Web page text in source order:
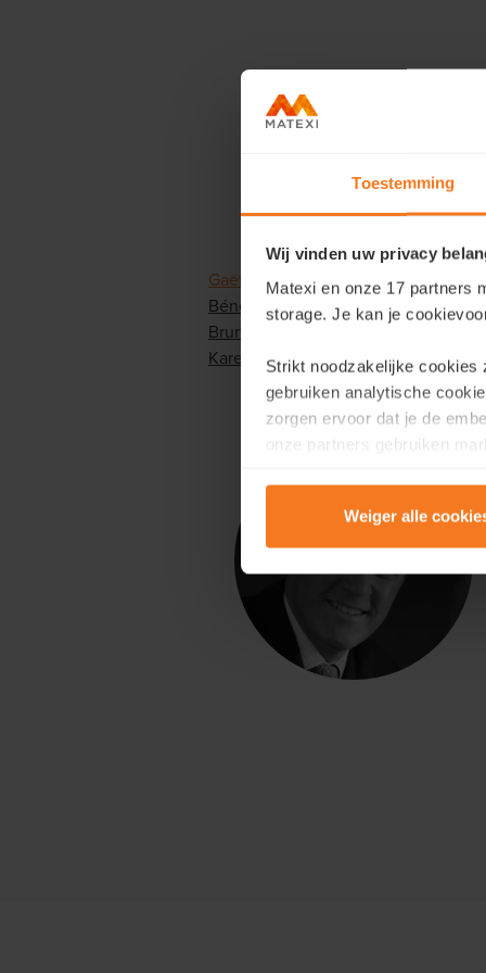
Toestemming
Wij vinden uw privacy
Matexi en onze 17 partners
storage. Je kan je
Strikt noodzakelijke cookies
gebruiken analytische
zorgen ervoor dat je de
onze partners gebruiken
Lees er meer over in onze
Weiger alle
advisor,
alsook
Gaëtan Hannecart (voor Vauban
Bénédicte Vande Vyvere (voor
Bruno Vande Vyvere
(voor Brunim
Karel Van Eetvelt (voor Dorebor BV)